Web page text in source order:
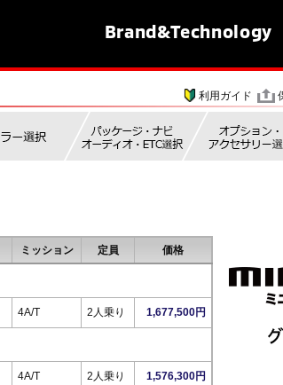
Brand&Technology
利用ガイド
ミッション 定員 価格
4A/T 2人乗り 1,677,500円
4A/T 2人乗り 1,576,300円